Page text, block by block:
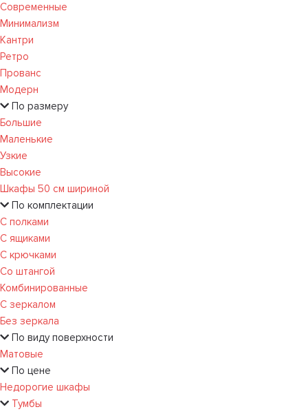
Современные
Минимализм
Кантри
Ретро
Прованс
Модерн
По размеру
Большие
Маленькие
Узкие
Высокие
Шкафы 50 см шириной
По комплектации
С полками
С ящиками
С крючками
Со штангой
Комбинированные
С зеркалом
Без зеркала
По виду поверхности
Матовые
По цене
Недорогие шкафы
Тумбы